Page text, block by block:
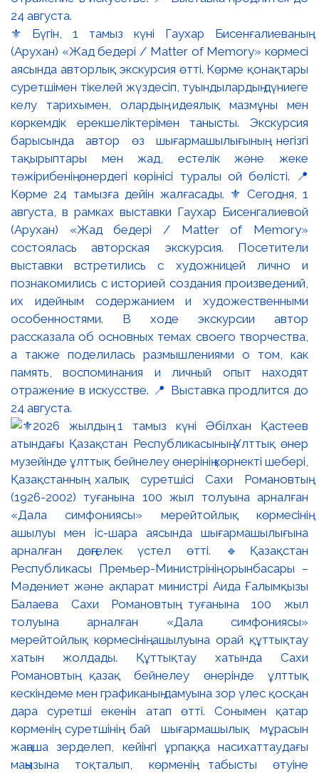
⚜️ Бүгін, 1 тамыз күні Гаухар Бисенғалиеваның
(Арухан) «Жад бедері / Matter of Memory» көрмесі
аясында авторлық экскурсия өтті. Көрме қонақтары
суретшімен тікелей жүздесіп, туындылардың дүниеге
келу тарихымен, олардың идеялық мазмұны мен
көркемдік ерекшеліктерімен танысты. Экскурсия
барысында автор өз шығармашылығының негізгі
тақырыптары мен жад, естелік және жеке
тәжірибенің өнердегі көрінісі туралы ой бөлісті. 📍
Көрме 24 тамызға дейін жалғасады. ⚜️ Сегодня, 1
августа, в рамках выставки Гаухар Бисенгалиевой
(Арухан) «Жад бедері / Matter of Memory»
состоялась авторская экскурсия. Посетители
выставки встретились с художницей лично и
познакомились с историей создания произведений,
их идейным содержанием и художественными
особенностями. В ходе экскурсии автор
рассказала об основных темах своего творчества,
а также поделилась размышлениями о том, как
память, воспоминания и личный опыт находят
отражение в искусстве. 📍 Выставка продлится до
24 августа.